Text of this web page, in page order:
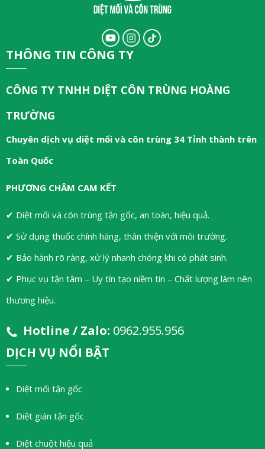
THÔNG TIN CÔNG TY
CÔNG TY TNHH DIỆT CÔN TRÙNG HOÀNG
TRƯỜNG
Chuyên dịch vụ diệt mối và côn trùng 34 Tỉnh thành trên
Toàn Quốc
PHƯƠNG CHÂM CAM KẾT
✔ Diệt mối và côn trùng tận gốc, an toàn, hiệu quả.
✔ Sử dụng thuốc chính hãng, thân thiện với môi trường.
✔ Bảo hành rõ ràng, xử lý nhanh chóng khi có phát sinh.
✔ Phục vụ tận tâm – Uy tín tạo niềm tin – Chất lượng làm nên
thương hiệu.
Hotline / Zalo: 0962.955.956
DỊCH VỤ NỔI BẬT
Diệt mối tận gốc
Diệt gián tận gốc
Diệt chuột hiệu quả